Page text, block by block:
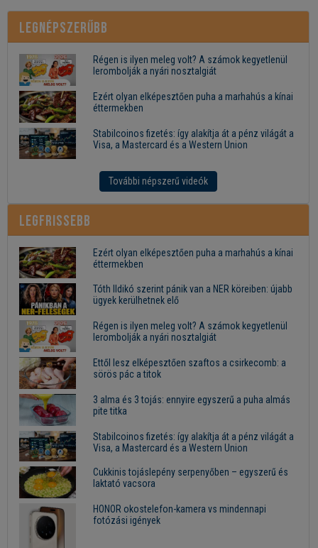
Legnépszerűbb
Régen is ilyen meleg volt? A számok kegyetlenül
lerombolják a nyári nosztalgiát
Ezért olyan elképesztően puha a marhahús a kínai
éttermekben
Stabilcoinos fizetés: így alakítja át a pénz világát a
Visa, a Mastercard és a Western Union
További népszerű videók
Legfrissebb
Ezért olyan elképesztően puha a marhahús a kínai
éttermekben
Tóth Ildikó szerint pánik van a NER köreiben: újabb
ügyek kerülhetnek elő
Régen is ilyen meleg volt? A számok kegyetlenül
lerombolják a nyári nosztalgiát
Ettől lesz elképesztően szaftos a csirkecomb: a
sörös pác a titok
3 alma és 3 tojás: ennyire egyszerű a puha almás
pite titka
Stabilcoinos fizetés: így alakítja át a pénz világát a
Visa, a Mastercard és a Western Union
Cukkinis tojáslepény serpenyőben – egyszerű és
laktató vacsora
HONOR okostelefon-kamera vs mindennapi
fotózási igények